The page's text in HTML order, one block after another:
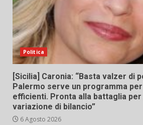
Politica
[Sicilia] Caronia: “Basta valzer di
Palermo serve un programma
efficienti. Pronta alla battaglia per
variazione di bilancio”
6 Agosto 2026